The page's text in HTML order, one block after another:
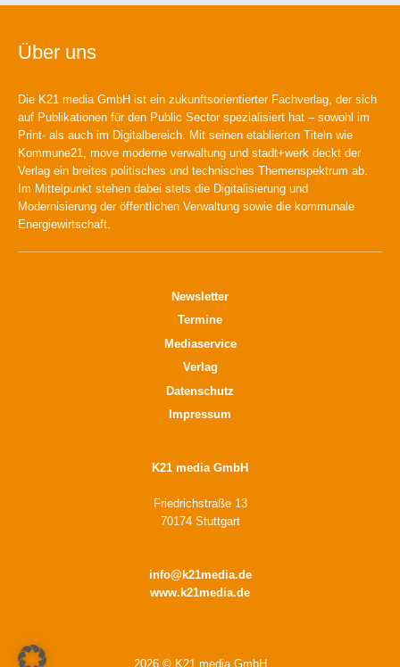
Über uns
Die K21 media GmbH ist ein zukunftsorientierter Fachverlag, der sich
auf Publikationen für den Public Sector spezialisiert hat – sowohl im
Print- als auch im Digitalbereich. Mit seinen etablierten Titeln wie
Kommune21, move moderne verwaltung und stadt+werk deckt der
Verlag ein breites politisches und technisches Themenspektrum ab.
Im Mittelpunkt stehen dabei stets die Digitalisierung und
Modernisierung der öffentlichen Verwaltung sowie die kommunale
Energiewirtschaft.
Newsletter
Termine
Mediaservice
Verlag
Datenschutz
Impressum
K21 media GmbH
Friedrichstraße 13
70174 Stuttgart
info@k21media.de
www.k21media.de
2026 © K21 media GmbH